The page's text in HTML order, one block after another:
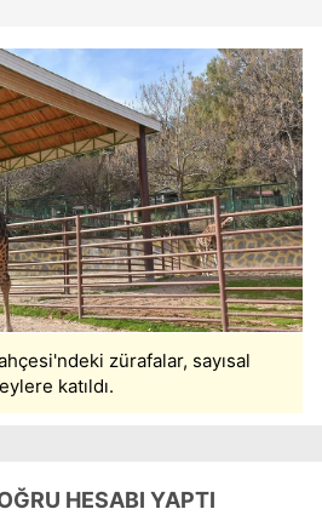
zürafalar, sayısal
katıldı.
HESABI YAPTI